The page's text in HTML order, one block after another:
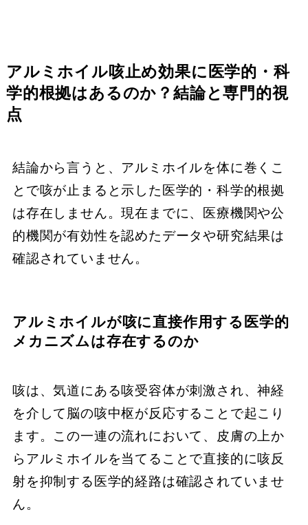
アルミホイル咳止め効果に医学的・科
学的根拠はあるのか？結論と専門的視
点
結論から言うと、アルミホイルを体に巻くこ
とで咳が止まると示した医学的・科学的根拠
は存在しません。現在までに、医療機関や公
的機関が有効性を認めたデータや研究結果は
確認されていません。
アルミホイルが咳に直接作用する医学的
メカニズムは存在するのか
咳は、気道にある咳受容体が刺激され、神経
を介して脳の咳中枢が反応することで起こり
ます。この一連の流れにおいて、皮膚の上か
らアルミホイルを当てることで直接的に咳反
射を抑制する医学的経路は確認されていませ
ん。